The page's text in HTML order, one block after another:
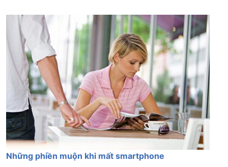
Những phiền muộn khi mất smartphone